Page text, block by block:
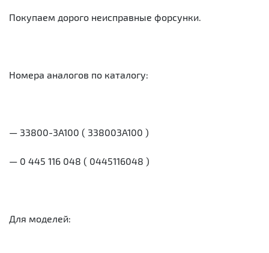
Покупаем дорого неисправные форсунки.
Номера аналогов по каталогу:
— 33800-3A100 ( 338003A100 )
— 0 445 116 048 ( 0445116048 )
Для моделей: